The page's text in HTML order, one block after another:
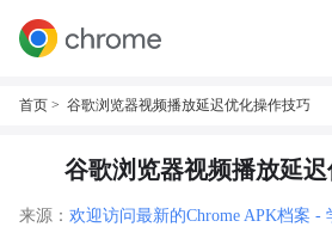
首页 > 谷歌浏览器视频播放延迟优化操作技巧
谷歌浏览器视频播放延
来源： 欢迎访问最新的Chrome APK档案 -